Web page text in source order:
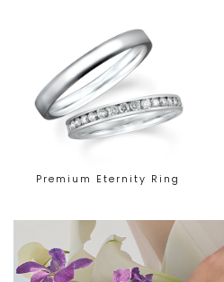
Premium Eternity Ring